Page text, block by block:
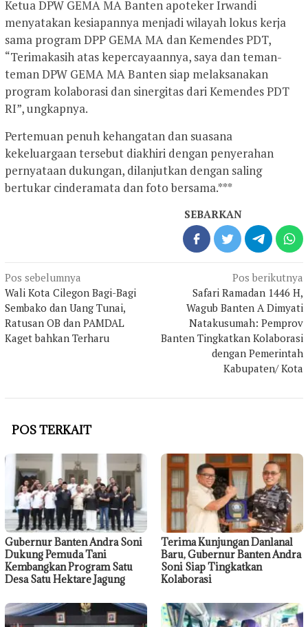
Ketua DPW GEMA MA Banten apoteker Irwandi
menyatakan kesiapannya menjadi wilayah lokus kerja
sama program DPP GEMA MA dan Kemendes PDT,
“Terimakasih atas kepercayaannya, saya dan teman-
teman DPW GEMA MA Banten siap melaksanakan
program kolaborasi dan sinergitas dari Kemendes PDT
RI”, ungkapnya.
Pertemuan penuh kehangatan dan suasana
kekeluargaan tersebut diakhiri dengan penyerahan
pernyataan dukungan, dilanjutkan dengan saling
bertukar cinderamata dan foto bersama.***
SEBARKAN
Navigasi
pos
Pos sebelumnya
Wali Kota Cilegon Bagi-Bagi
Sembako dan Uang Tunai,
Ratusan OB dan PAMDAL
Kaget bahkan Terharu
Pos berikutnya
Safari Ramadan 1446 H,
Wagub Banten A Dimyati
Natakusumah: Pemprov
Banten Tingkatkan Kolaborasi
dengan Pemerintah
Kabupaten/ Kota
POS TERKAIT
Gubernur Banten Andra Soni
Dukung Pemuda Tani
Kembangkan Program Satu
Desa Satu Hektare Jagung
Terima Kunjungan Danlanal
Baru, Gubernur Banten Andra
Soni Siap Tingkatkan
Kolaborasi